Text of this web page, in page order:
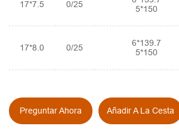
17*7.5 0/25
5*150
17*8.0 0/25
6*139.7
5*150
Preguntar Ahora Añadir A La Cesta